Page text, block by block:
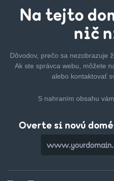
Na tejto
nič
Dôvodov, prečo sa nezobrazuje
Ak ste správca webu, môžete
alebo kontaktovať
S nahraním obsahu
Overte si novú